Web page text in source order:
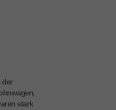
der
stark